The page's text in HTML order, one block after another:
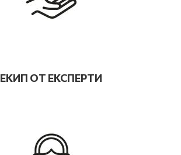
ЕКИП ОТ ЕКСПЕРТИ